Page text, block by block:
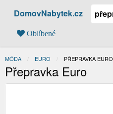
DomovNabytek.cz
Oblíbené
MÓDA EURO AKTUÁLNÍ:
PŘEPRAVKA EURO
Přepravka Euro